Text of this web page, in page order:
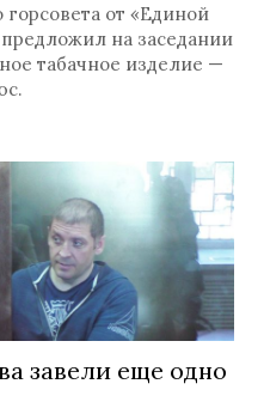
от «Единой
на заседании
табачное изделие —
завели еще одно